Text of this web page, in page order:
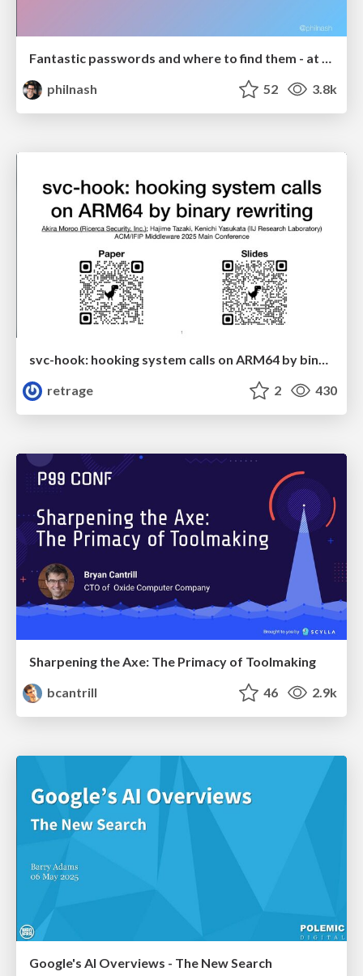
Fantastic passwords and where to find them - at NoRuKo
philnash
52 3.8k
svc-hook: hooking system calls on ARM64 by binary rewriting
retrage
2 430
Sharpening the Axe: The Primacy of Toolmaking
bcantrill
46 2.9k
Google's AI Overviews - The New Search